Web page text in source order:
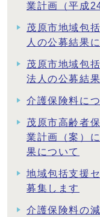
業計画（平成
茂原市地域包
人の公募結果
茂原市地域包
法人の公募結
介護保険料に
茂原市高齢者
業計画（案）
果について
地域包括支援
募集します
介護保険料の